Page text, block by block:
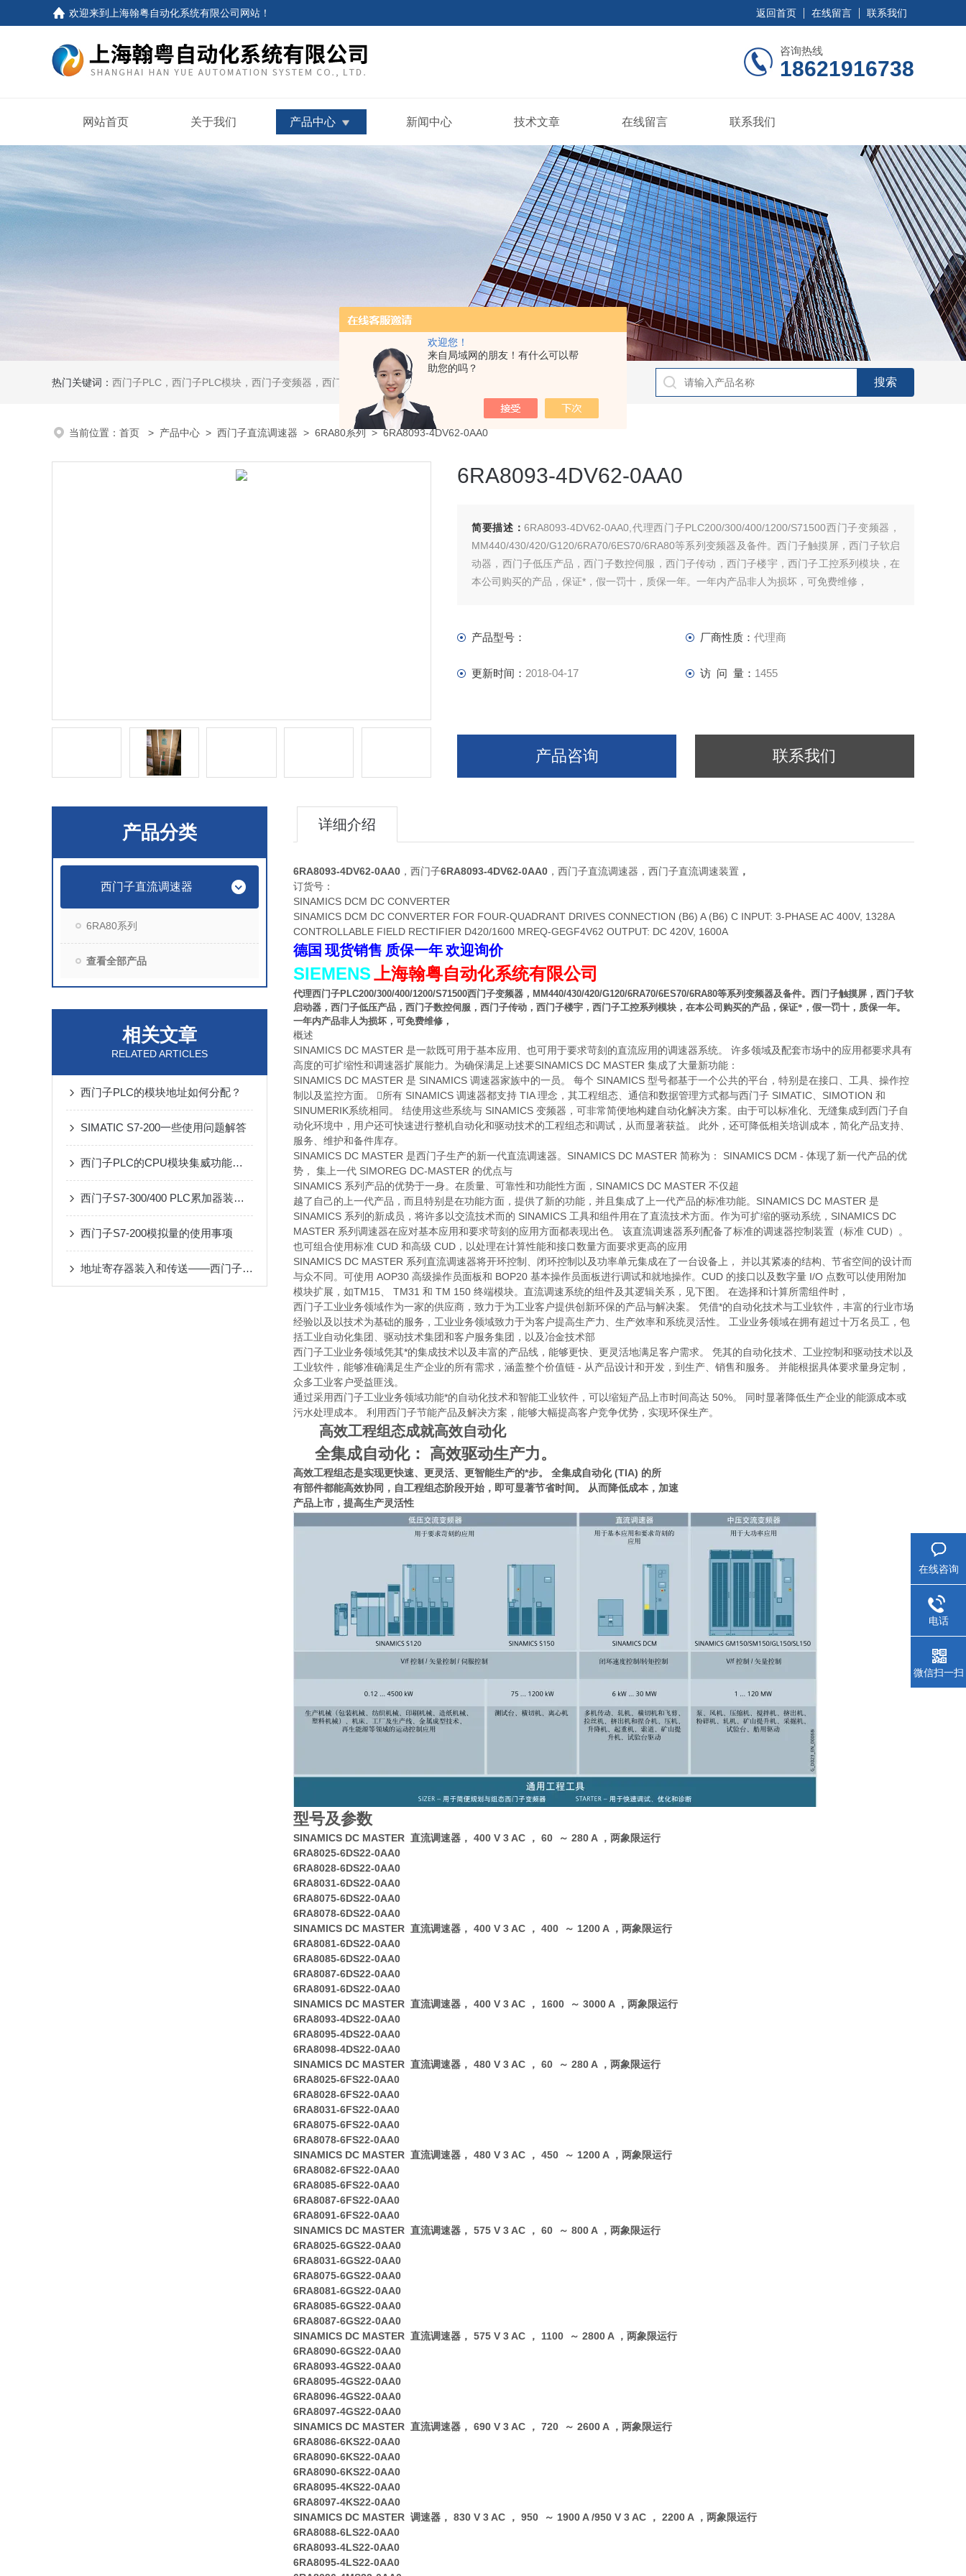
欢迎您！
来自局域网的朋友！有什么可以帮
助您的吗？
欢迎来到 上海翰粤自动化系统有限公司网站 ！ 返回首页 在线留言 联系我们
咨询热线
18621916738
网站首页 关于我们 产品中心 新闻中心 技术文章 在线留言 联系我们
热门关键词： 西门子PLC，西门子PLC模块，西门子变频器，西门子触摸屏，西门子软启动器，西门子DP总线电缆，西门子DP总线接头，西门子CP通讯网卡，西门子数控系统及停产备件
当前位置： 首页 > 产品中心 > 西门子直流调速器 > 6RA80系列> 6RA8093-4DV62-0AA0
6RA8093-4DV62-0AA0
简要描述：6RA8093-4DV62-0AA0,代理西门子PLC200/300/400/1200/S71500西门子变频器，
MM440/430/420/G120/6RA70/6ES70/6RA80等系列变频器及备件。西门子触摸屏，西门子软启
动器，西门子低压产品，西门子数控伺服，西门子传动，西门子楼宇，西门子工控系列模块，在
本公司购买的产品，保证*，假一罚十，质保一年。一年内产品非人为损坏，可免费维修，
产品型号： 厂商性质： 代理商
更新时间： 2018-04-17 访 问 量： 1455
产品咨询 联系我们
产品分类
西门子直流调速器
6RA80系列
查看全部产品
相关文章
RELATED ARTICLES
西门子PLC的模块地址如何分配？
SIMATIC S7-200一些使用问题解答
西门子PLC的CPU模块集威功能的参数设定
西门子S7-300/400 PLC累加器装载、传送编程
西门子S7-200模拟量的使用事项
地址寄存器装入和传送——西门子S7系列PLC
详细介绍
6RA8093-4DV62-0AA0 ，西门子6RA8093-4DV62-0AA0 ，西门子直流调速器，西门子直流调速装置 ，
订货号：
SINAMICS DCM DC CONVERTER
SINAMICS DCM DC CONVERTER FOR FOUR-QUADRANT DRIVES CONNECTION (B6) A (B6) C INPUT: 3-PHASE AC 400V, 1328A
CONTROLLABLE FIELD RECTIFIER D420/1600 MREQ-GEGF4V62 OUTPUT: DC 420V, 1600A
德国 现货销售 质保一年欢迎询价
SIEMENS上海翰粤自动化系统有限公司
代理西门子PLC200/300/400/1200/S71500西门子变频器， MM440/430/420/G120/6RA70/6ES70/6RA80等系列变频器及备件。西门子触摸屏，西门子软
启动器，西门子低压产品，西门子数控伺服，西门子传动，西门子楼宇，西门子工控系列模块，在本公司购买的产品，保证*，假一罚十，质保一年。
一年内产品非人为损坏，可免费维修，
概述
SINAMICS DC MASTER 是一款既可用于基本应用、也可用于要求苛刻的直流应用的调速器系统。 许多领域及配套市场中的应用都要求具有
高度的可扩缩性和调速器扩展能力。为确保满足上述要SINAMICS DC MASTER 集成了大量新功能：
SINAMICS DC MASTER 是 SINAMICS 调速器家族中的一员。 每个 SINAMICS 型号都基于一个公共的平台，特别是在接口、工具、操作控
制以及监控方面。 所有 SINAMICS 调速器都支持 TIA 理念，其工程组态、通信和数据管理方式都与西门子 SIMATIC、SIMOTION 和
SINUMERIK系统相同。 结使用这些系统与 SINAMICS 变频器，可非常简便地构建自动化解决方案。由于可以标准化、无缝集成到西门子自
动化环境中，用户还可快速进行整机自动化和驱动技术的工程组态和调试，从而显著获益。 此外，还可降低相关培训成本，简化产品支持、
服务、维护和备件库存。
SINAMICS DC MASTER 是西门子生产的新一代直流调速器。SINAMICS DC MASTER 简称为： SINAMICS DCM - 体现了新一代产品的优
势， 集上一代 SIMOREG DC-MASTER 的优点与
SINAMICS 系列产品的优势于一身。在质量、可靠性和功能性方面，SINAMICS DC MASTER 不仅超
越了自己的上一代产品，而且特别是在功能方面，提供了新的功能，并且集成了上一代产品的标准功能。SINAMICS DC MASTER 是
SINAMICS 系列的新成员，将许多以交流技术而的 SINAMICS 工具和组件用在了直流技术方面。作为可扩缩的驱动系统，SINAMICS DC
MASTER 系列调速器在应对基本应用和要求苛刻的应用方面都表现出色。 该直流调速器系列配备了标准的调速器控制装置（标准 CUD）。
也可组合使用标准 CUD 和高级 CUD，以处理在计算性能和接口数量方面要求更高的应用
SINAMICS DC MASTER 系列直流调速器将开环控制、闭环控制以及功率单元集成在了一台设备上， 并以其紧凑的结构、节省空间的设计而
与众不同。可使用 AOP30 高级操作员面板和 BOP20 基本操作员面板进行调试和就地操作。CUD 的接口以及数字量 I/O 点数可以使用附加
模块扩展，如TM15、 TM31 和 TM 150 终端模块。直流调速系统的组件及其逻辑关系，见下图。 在选择和计算所需组件时，
西门子工业业务领域作为一家的供应商，致力于为工业客户提供创新环保的产品与解决案。 凭借*的自动化技术与工业软件，丰富的行业市场
经验以及以技术为基础的服务，工业业务领域致力于为客户提高生产力、生产效率和系统灵活性。 工业业务领域在拥有超过十万名员工，包
括工业自动化集团、驱动技术集团和客户服务集团，以及冶金技术部
西门子工业业务领域凭其*的集成技术以及丰富的产品线，能够更快、更灵活地满足客户需求。 凭其的自动化技术、工业控制和驱动技术以及
工业软件，能够准确满足生产企业的所有需求，涵盖整个价值链 - 从产品设计和开发，到生产、销售和服务。 并能根据具体要求量身定制，
众多工业客户受益匪浅。
通过采用西门子工业业务领域功能*的自动化技术和智能工业软件，可以缩短产品上市时间高达 50%。 同时显著降低生产企业的能源成本或
污水处理成本。 利用西门子节能产品及解决方案，能够大幅提高客户竞争优势，实现环保生产。
高效工程组态成就高效自动化
全集成自动化： 高效驱动生产力。
高效工程组态是实现更快速、更灵活、更智能生产的*步。 全集成自动化 (TIA) 的所
有部件都能高效协同，自工程组态阶段开始，即可显著节省时间。 从而降低成本，加速
产品上市，提高生产灵活性
型号及参数
SINAMICS DC MASTER 直流调速器， 400 V 3 AC ， 60 ～ 280 A ，两象限运行
6RA8025-6DS22-0AA0
6RA8028-6DS22-0AA0
6RA8031-6DS22-0AA0
6RA8075-6DS22-0AA0
6RA8078-6DS22-0AA0
SINAMICS DC MASTER 直流调速器， 400 V 3 AC ， 400 ～ 1200 A ，两象限运行
6RA8081-6DS22-0AA0
6RA8085-6DS22-0AA0
6RA8087-6DS22-0AA0
6RA8091-6DS22-0AA0
SINAMICS DC MASTER 直流调速器， 400 V 3 AC ， 1600 ～ 3000 A ，两象限运行
6RA8093-4DS22-0AA0
6RA8095-4DS22-0AA0
6RA8098-4DS22-0AA0
SINAMICS DC MASTER 直流调速器， 480 V 3 AC ， 60 ～ 280 A ，两象限运行
6RA8025-6FS22-0AA0
6RA8028-6FS22-0AA0
6RA8031-6FS22-0AA0
6RA8075-6FS22-0AA0
6RA8078-6FS22-0AA0
SINAMICS DC MASTER 直流调速器， 480 V 3 AC ， 450 ～ 1200 A ，两象限运行
6RA8082-6FS22-0AA0
6RA8085-6FS22-0AA0
6RA8087-6FS22-0AA0
6RA8091-6FS22-0AA0
SINAMICS DC MASTER 直流调速器， 575 V 3 AC ， 60 ～ 800 A ，两象限运行
6RA8025-6GS22-0AA0
6RA8031-6GS22-0AA0
6RA8075-6GS22-0AA0
6RA8081-6GS22-0AA0
6RA8085-6GS22-0AA0
6RA8087-6GS22-0AA0
SINAMICS DC MASTER 直流调速器， 575 V 3 AC ， 1100 ～ 2800 A ，两象限运行
6RA8090-6GS22-0AA0
6RA8093-4GS22-0AA0
6RA8095-4GS22-0AA0
6RA8096-4GS22-0AA0
6RA8097-4GS22-0AA0
SINAMICS DC MASTER 直流调速器， 690 V 3 AC ， 720 ～ 2600 A ，两象限运行
6RA8086-6KS22-0AA0
6RA8090-6KS22-0AA0
6RA8090-6KS22-0AA0
6RA8095-4KS22-0AA0
6RA8097-4KS22-0AA0
SINAMICS DC MASTER 调速器， 830 V 3 AC ， 950 ～ 1900 A /950 V 3 AC ， 2200 A ，两象限运行
6RA8088-6LS22-0AA0
6RA8093-4LS22-0AA0
6RA8095-4LS22-0AA0
在线咨询
电话
微信扫一扫